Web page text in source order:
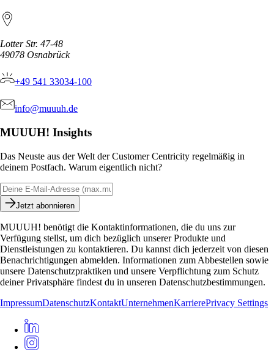
Lotter Str. 47-48
49078 Osnabrück
+49 541 33034-100
info@muuuh.de
MUUUH! Insights
Das Neuste aus der Welt der Customer Centricity regelmäßig in
deinem Postfach. Warum eigentlich nicht?
Jetzt abonnieren
MUUUH! benötigt die Kontaktinformationen, die du uns zur
Verfügung stellst, um dich bezüglich unserer Produkte und
Dienstleistungen zu kontaktieren. Du kannst dich jederzeit von diesen
Benachrichtigungen abmelden. Informationen zum Abbestellen sowie
unsere Datenschutzpraktiken und unsere Verpflichtung zum Schutz
deiner Privatsphäre findest du in unseren Datenschutzbestimmungen.
ImpressumDatenschutzKontaktUnternehmenKarrierePrivacy Settings